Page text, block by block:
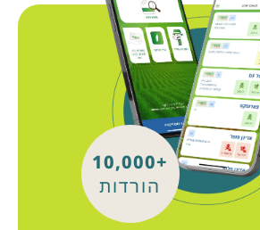
+10,000
הורדות